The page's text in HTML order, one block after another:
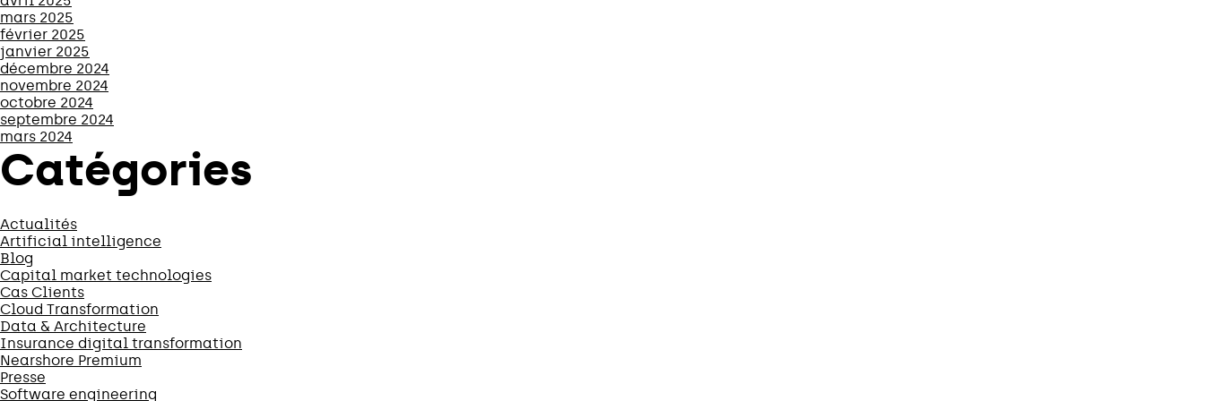
mars 2025
février 2025
janvier 2025
décembre 2024
novembre 2024
octobre 2024
septembre 2024
mars 2024
Catégories
Actualités
Artificial intelligence
Blog
Capital market technologies
Cas Clients
Cloud Transformation
Data & Architecture
Insurance digital transformation
Nearshore Premium
Presse
Software engineering